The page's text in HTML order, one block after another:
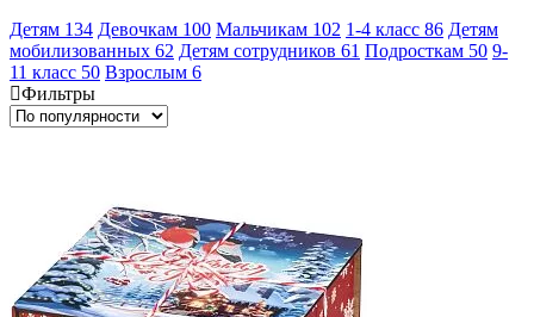
Детям 134 Девочкам 100 Мальчикам 102 1-4 класс 86 Детям
мобилизованных 62 Детям сотрудников 61 Подросткам 50 9-
11 класс 50 Взрослым 6
Фильтры